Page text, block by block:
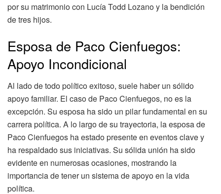
por su matrimonio con Lucía Todd Lozano y la bendición
de tres hijos.
Esposa de Paco Cienfuegos:
Apoyo Incondicional
Al lado de todo político exitoso, suele haber un sólido
apoyo familiar. El caso de Paco Cienfuegos, no es la
excepción. Su esposa ha sido un pilar fundamental en su
carrera política. A lo largo de su trayectoria, la esposa de
Paco Cienfuegos ha estado presente en eventos clave y
ha respaldado sus iniciativas. Su sólida unión ha sido
evidente en numerosas ocasiones, mostrando la
importancia de tener un sistema de apoyo en la vida
política.